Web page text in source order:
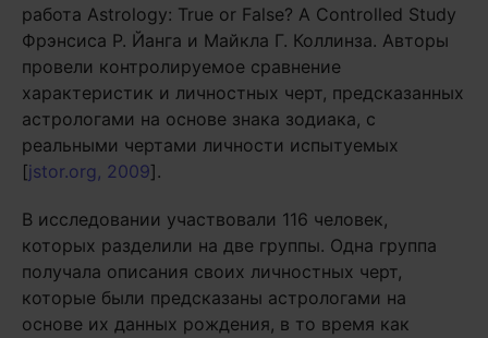
работа Astrology: True or False? A Controlled Study
Фрэнсиса Р. Йанга и Майкла Г. Коллинза. Авторы
провели контролируемое сравнение
характеристик и личностных черт, предсказанных
астрологами на основе знака зодиака, с
реальными чертами личности испытуемых
[jstor.org, 2009].
В исследовании участвовали 116 человек,
которых разделили на две группы. Одна группа
получала описания своих личностных черт,
которые были предсказаны астрологами на
основе их данных рождения, в то время как